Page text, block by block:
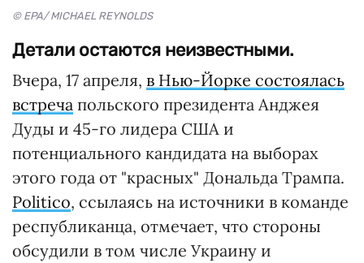
© EPA/ MICHAEL REYNOLDS
Детали остаются неизвестными.
Вчера, 17 апреля, в Нью-Йорке состоялась
встреча польского президента Анджея
Дуды и 45-го лидера США и
потенциального кандидата на выборах
этого года от "красных" Дональда Трампа.
Politico, ссылаясь на источники в команде
республиканца, отмечает, что стороны
обсудили в том числе Украину и